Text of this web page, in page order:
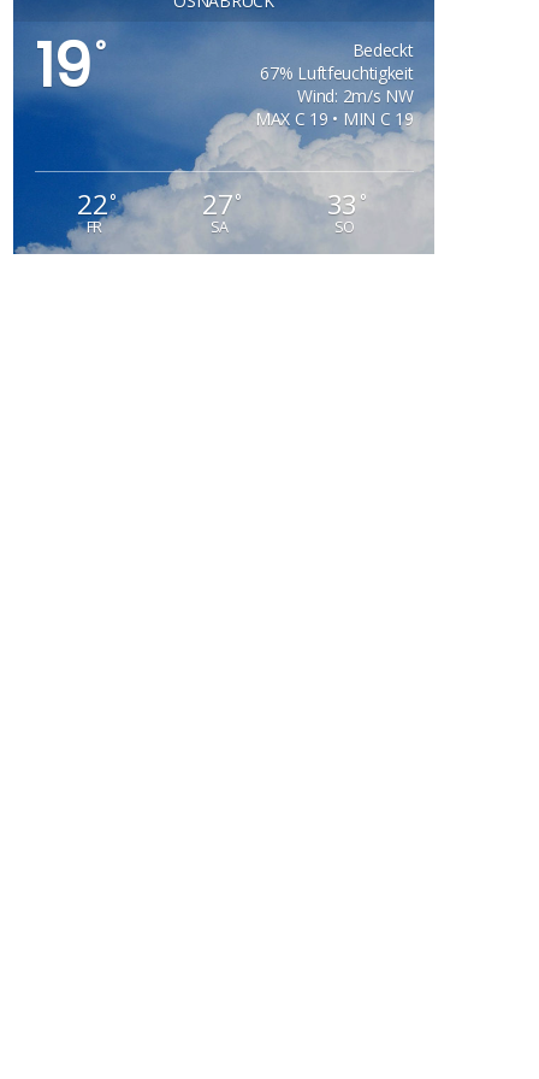
19°
Bedeckt
67% Luftfeuchtigkeit
Wind: 2m/s NW
MAX C 19 • MIN C 19
22°
FR
27°
SA
33 °
SO